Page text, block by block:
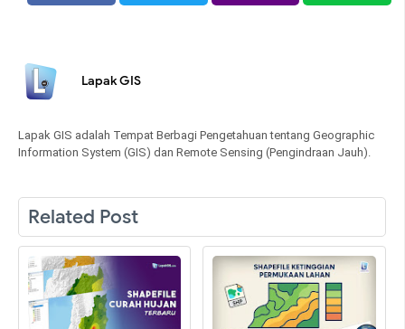
Lapak GIS
Lapak GIS adalah Tempat Berbagi Pengetahuan tentang Geographic
Information System (GIS) dan Remote Sensing (Pengindraan Jauh).
Related Post